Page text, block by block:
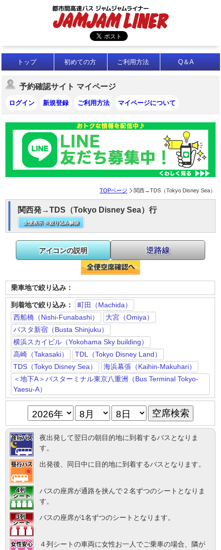
トップ 初めての方 ご利用方法 Q＆A
予約確認サイト マイページ
ログイン 新規登録 ご利用方法 マイページについて
TOPページ 関西→TDS（Tokyo Disney Sea）
関西発→TDS（Tokyo Disney Sea）行
全便表示 ※絞り込み解除
乗車地で絞り込み：
到着地で絞り込み：
町田（Machida）
西船橋（Nishi-Funabashi）
大宮（Omiya）
バスタ新宿（Busta Shinjuku）
横浜スカイビル（Yokohama Sky building）
高崎（Takasaki）
TDL（Tokyo Disney Land）
TDS（Tokyo Disney Sea）
海浜幕張（Kaihin-Makuhari）
＜地下A＞バスターミナル東京八重洲（Bus Terminal Tokyo-
Yaesu-A）
アイコンの説明 逆路線
夜出発して翌日の朝目的地に到着するバスとなりま
す。
出発後、同日中に目的地に到着するバスとなります。
バスの座席が通路を挟んで２名ずつのシートとなりま
す。
バスの座席が1名ずつのシートとなります。
４列シートの車両に女性お一人でご乗車の場合、隣が